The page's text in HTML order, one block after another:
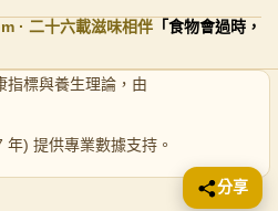
· 二十六載滋味相伴 「食物會過時，
指標與養生理論，由
年) 提供專業數據支持。
分享